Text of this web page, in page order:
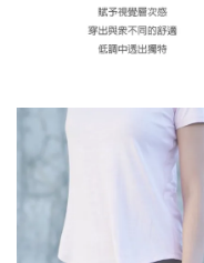
※ 還是不確定自己適